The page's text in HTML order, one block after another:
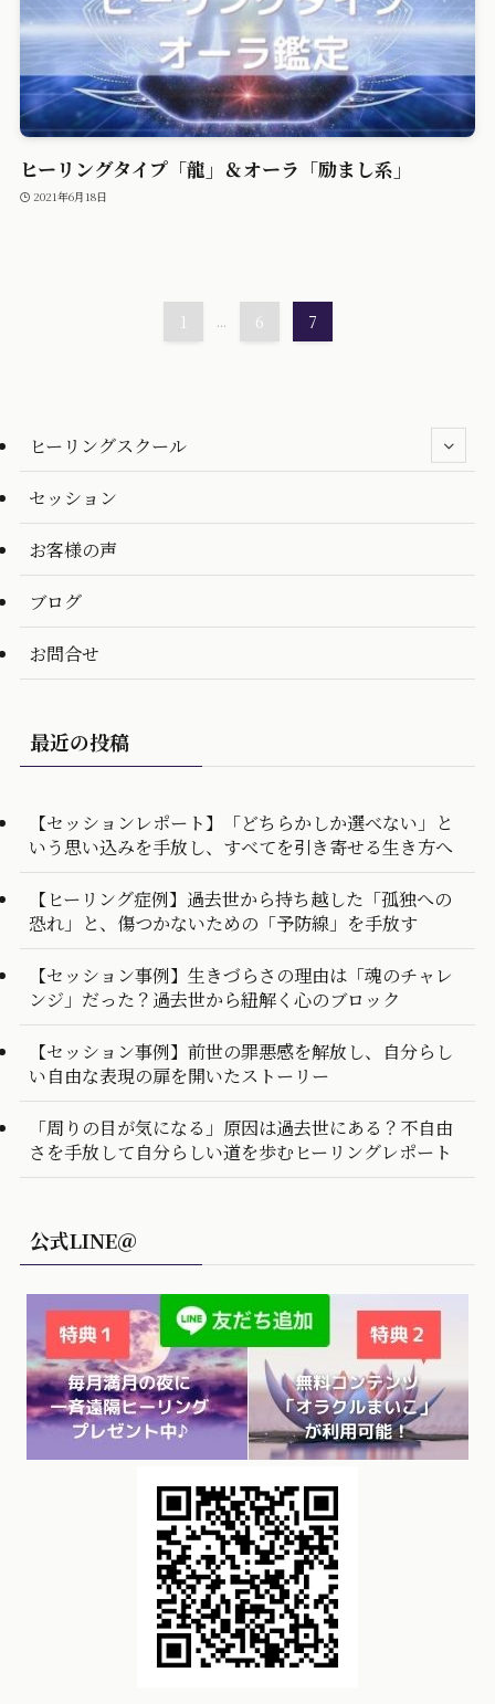
ヒーリングタイプ「龍」＆オーラ「励まし系」
2021年6月18日
1 ... 6 7
ヒーリングスクール
セッション
お客様の声
ブログ
お問合せ
最近の投稿
【セッションレポート】「どちらかしか選べない」と
いう思い込みを手放し、すべてを引き寄せる生き方へ
【ヒーリング症例】過去世から持ち越した「孤独への
恐れ」と、傷つかないための「予防線」を手放す
【セッション事例】生きづらさの理由は「魂のチャレ
ンジ」だった？過去世から紐解く心のブロック
【セッション事例】前世の罪悪感を解放し、自分らし
い自由な表現の扉を開いたストーリー
「周りの目が気になる」原因は過去世にある？不自由
さを手放して自分らしい道を歩むヒーリングレポート
公式LINE＠